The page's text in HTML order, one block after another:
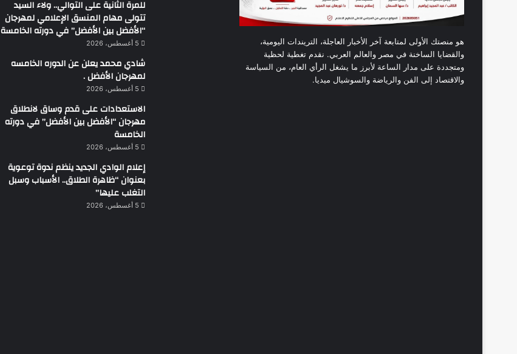
هو منصتك الأولى لمتابعة آخر الأخبار العاجلة، التريندات اليومية،
والقضايا الساخنة في مصر والعالم العربي. نقدم تغطية لحظية
ومتجددة على مدار الساعة لأبرز ما يشغل الرأي العام، من السياسة
والاقتصاد إلى الفن والرياضة والسوشيال ميديا.
للمرة الثانية على التوالي.. ولاء السيد
تتولى مهام المنسق الإعلامي لمهرجان
“الأفضل بين الأفضل” في دورته الخامسة
5 أغسطس، 2026
شادي محمد يعلن عن الدوره الخامسه
لمهرجان الأفضل .
5 أغسطس، 2026
الاستعدادات على قدم وساق لانطلاق
مهرجان “الأفضل بين الأفضل” في دورته
الخامسة
5 أغسطس، 2026
إعلام الوادي الجديد ينظم ندوة توعوية
بعنوان “ظاهرة الطلاق.. الأسباب وسبل
التغلب عليها”
5 أغسطس، 2026